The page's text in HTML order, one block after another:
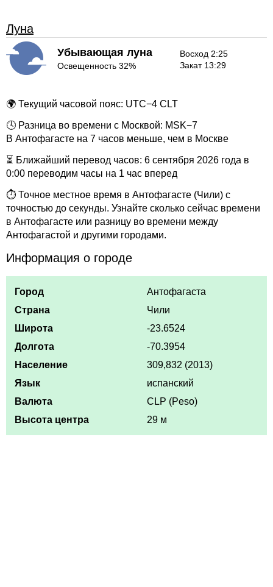
Луна
Убывающая луна
Освещенность 32%
Восход 2:25
Закат 13:29
🌍 Текущий часовой пояс: UTC−4 CLT
🕓 Разница во времени с Москвой: MSK−7
В Антофагасте на 7 часов меньше, чем в Москве
⏳ Ближайший перевод часов: 6 сентября 2026 года в
0:00 переводим часы на 1 час вперед
⏱ Точное местное время в Антофагасте (Чили) с
точностью до секунды. Узнайте сколько сейчас времени
в Антофагасте или разницу во времени между
Антофагастой и другими городами.
Информация о городе
Город
Антофагаста
Страна
Чили
Широта
-23.6524
Долгота
-70.3954
Население
309,832 (2013)
Язык
испанский
Валюта
CLP (Peso)
Высота центра
29 м